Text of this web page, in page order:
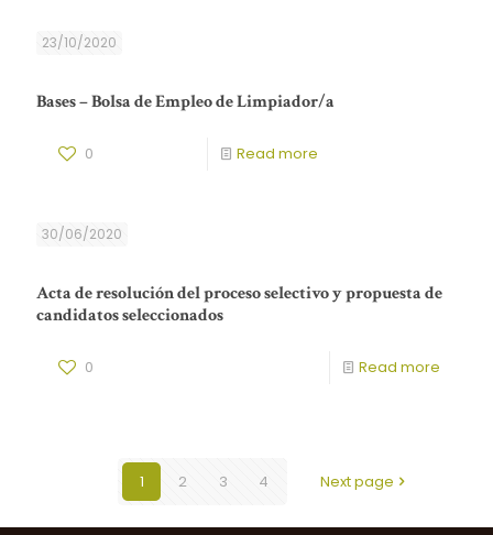
23/10/2020
Bases – Bolsa de Empleo de Limpiador/a
0 Read more
30/06/2020
Acta de resolución del proceso selectivo y propuesta de
candidatos seleccionados
0 Read more
1 2 3 4 Next page